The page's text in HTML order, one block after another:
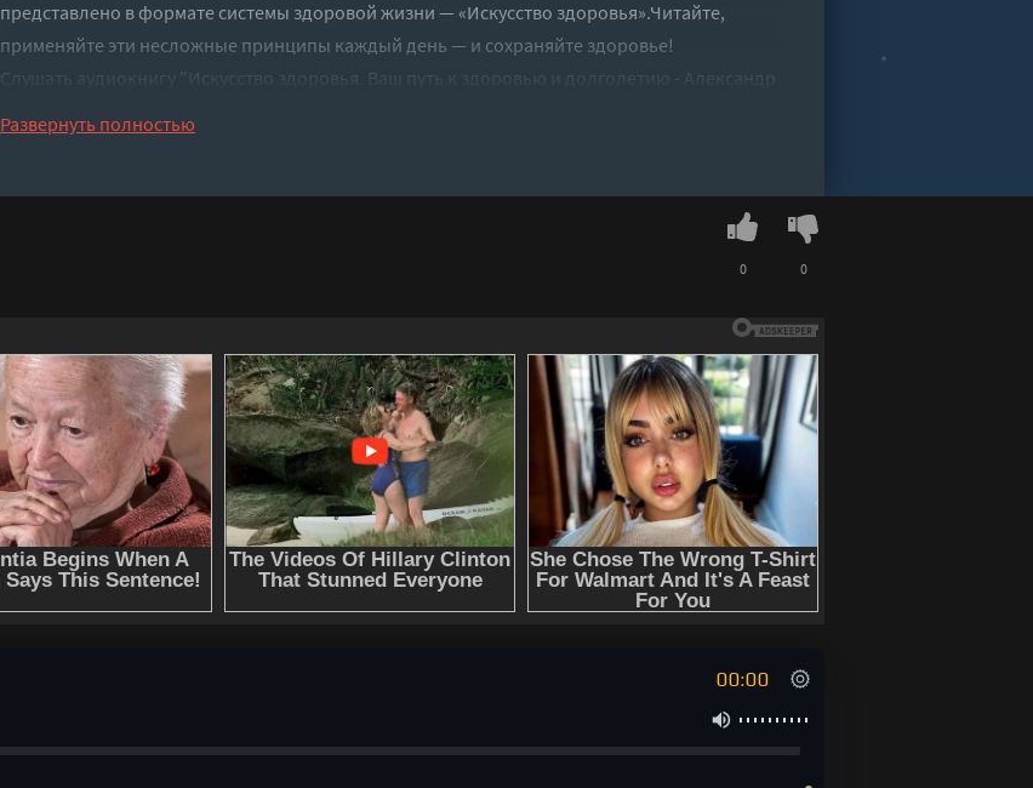
представлено в формате системы здоровой жизни — «Искусство здоровья».Читайте,
применяйте эти несложные принципы каждый день — и сохраняйте здоровье!
Слушать аудиокнигу "Искусство здоровья. Ваш путь к здоровью и долголетию - Александр
Развернуть полностью
0 0
00:00